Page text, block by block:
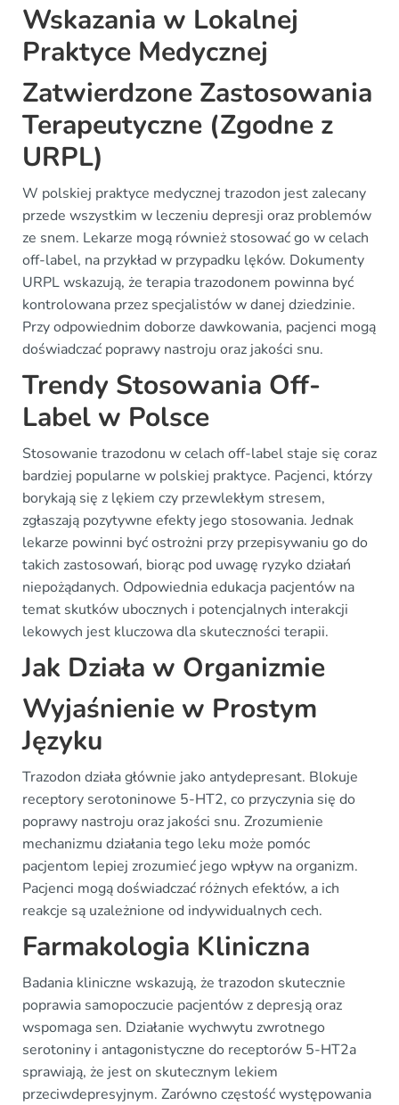
Wskazania w Lokalnej
Praktyce Medycznej
Zatwierdzone Zastosowania
Terapeutyczne (Zgodne z
URPL)
W polskiej praktyce medycznej trazodon jest zalecany
przede wszystkim w leczeniu depresji oraz problemów
ze snem. Lekarze mogą również stosować go w celach
off-label, na przykład w przypadku lęków. Dokumenty
URPL wskazują, że terapia trazodonem powinna być
kontrolowana przez specjalistów w danej dziedzinie.
Przy odpowiednim doborze dawkowania, pacjenci mogą
doświadczać poprawy nastroju oraz jakości snu.
Trendy Stosowania Off-
Label w Polsce
Stosowanie trazodonu w celach off-label staje się coraz
bardziej popularne w polskiej praktyce. Pacjenci, którzy
borykają się z lękiem czy przewlekłym stresem,
zgłaszają pozytywne efekty jego stosowania. Jednak
lekarze powinni być ostrożni przy przepisywaniu go do
takich zastosowań, biorąc pod uwagę ryzyko działań
niepożądanych. Odpowiednia edukacja pacjentów na
temat skutków ubocznych i potencjalnych interakcji
lekowych jest kluczowa dla skuteczności terapii.
Jak Działa w Organizmie
Wyjaśnienie w Prostym
Języku
Trazodon działa głównie jako antydepresant. Blokuje
receptory serotoninowe 5-HT2, co przyczynia się do
poprawy nastroju oraz jakości snu. Zrozumienie
mechanizmu działania tego leku może pomóc
pacjentom lepiej zrozumieć jego wpływ na organizm.
Pacjenci mogą doświadczać różnych efektów, a ich
reakcje są uzależnione od indywidualnych cech.
Farmakologia Kliniczna
Badania kliniczne wskazują, że trazodon skutecznie
poprawia samopoczucie pacjentów z depresją oraz
wspomaga sen. Działanie wychwytu zwrotnego
serotoniny i antagonistyczne do receptorów 5-HT2a
sprawiają, że jest on skutecznym lekiem
przeciwdepresyjnym. Zarówno częstość występowania